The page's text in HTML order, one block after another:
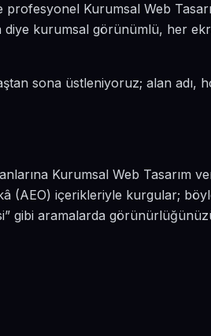
Kurumsal Web
diye kurumsal görünümlü, her
sona üstleniyoruz; alan adı,
Kurumsal Web Tasarım
(AEO) içerikleriyle kurgular;
gibi aramalarda